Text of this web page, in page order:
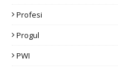
Profesi
Progul
PWI